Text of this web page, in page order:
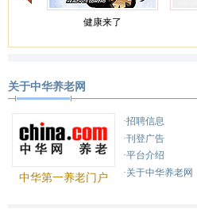
关于中华养老网
中华第一养老门户
·招聘信息
·刊登广告
·平台介绍
·关于中华养老网